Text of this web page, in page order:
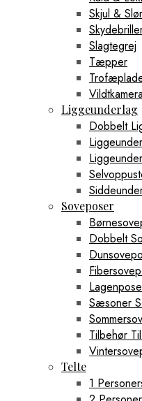
Skjul &
Slagtegrej
Tæpper
Vildtkamera
Liggeunderlag
Dobbelt
Soveposer
Dobbelt
Sæsoner
Tilbehør
Telte
1